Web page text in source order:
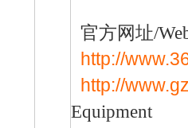
官方网址/
http://
http://
Equipment